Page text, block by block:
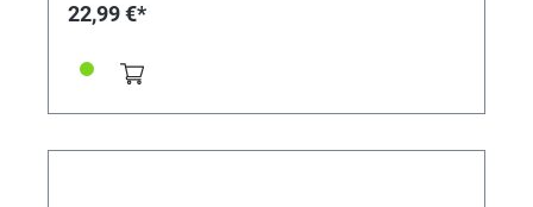
22,99 €*